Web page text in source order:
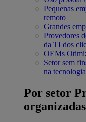
Pequenas
remoto
Grandes
Provedores
da TI dos
OEMs
Setor sem
na
Por setor